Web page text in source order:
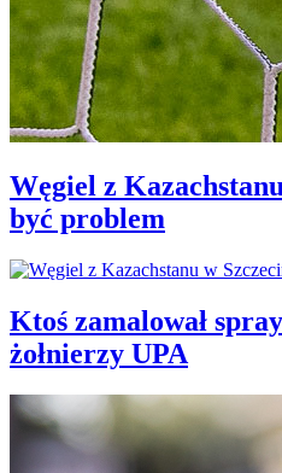
Węgiel z
być problem
Ktoś zamalował
żołnierzy UPA